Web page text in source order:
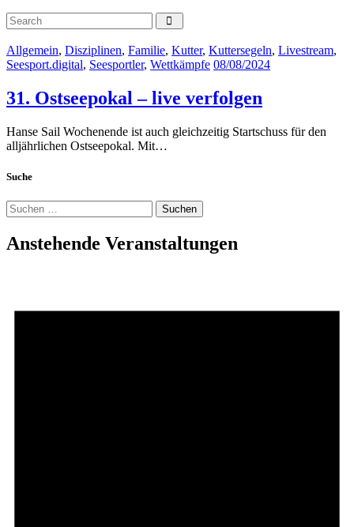
Allgemein, Disziplinen, Familie, Kutter, Kuttersegeln, Livestream,
Seesport.digital, Seesportler, Wettkämpfe 08/08/2024
31. Ostseepokal – live verfolgen
Hanse Sail Wochenende ist auch gleichzeitig Startschuss für den
alljährlichen Ostseepokal. Mit…
Suche
Suchen
nach:
Anstehende Veranstaltungen